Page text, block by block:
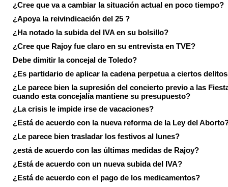
¿Cree que va a cambiar la situación actual en poco tiempo?
¿Apoya la reivindicación del 25 ?
¿Ha notado la subida del IVA en su bolsillo?
¿Cree que Rajoy fue claro en su entrevista en TVE?
Debe dimitir la concejal de Toledo?
¿Es partidario de aplicar la cadena perpetua a ciertos
¿Le parece bien la supresión del concierto previo a las
cuando esta concejalía mantiene su presupuesto?
¿La crisis le impide irse de vacaciones?
¿Está de acuerdo con la nueva reforma de la Ley del
¿Le parece bien trasladar los festivos al lunes?
¿está de acuerdo con las últimas medidas de Rajoy?
¿Está de acuerdo con un nueva subida del IVA?
¿Está de acuerdo con el pago de los medicamentos?